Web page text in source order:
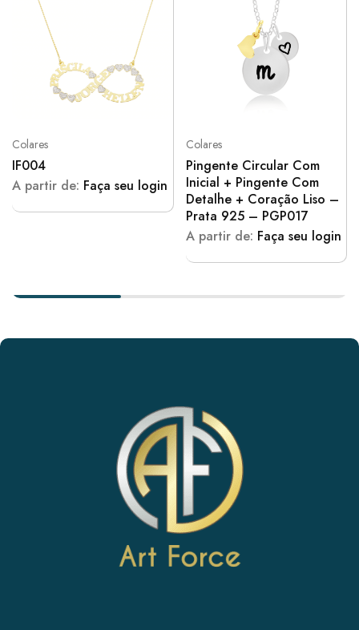
Colares
IF004
A partir de: Faça seu login
Colares
Pingente Circular Com
Inicial + Pingente Com
Detalhe + Coração Liso –
Prata 925 – PGP017
A partir de: Faça seu login